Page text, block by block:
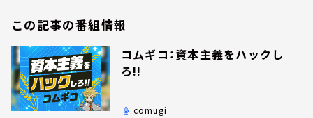
この記事の番組情報
コムギコ：資本主義をハックし
ろ!!
comugi